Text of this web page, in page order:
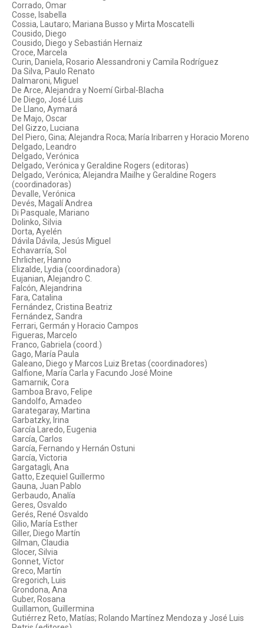
Corrado, Omar
Cosse, Isabella
Cossia, Lautaro; Mariana Busso y Mirta Moscatelli
Cousido, Diego
Cousido, Diego y Sebastián Hernaiz
Croce, Marcela
Curin, Daniela, Rosario Alessandroni y Camila Rodríguez
Da Silva, Paulo Renato
Dalmaroni, Miguel
De Arce, Alejandra y Noemí Girbal-Blacha
De Diego, José Luis
De Llano, Aymará
De Majo, Oscar
Del Gizzo, Luciana
Del Piero, Gina; Alejandra Roca; María Iribarren y Horacio Moreno
Delgado, Leandro
Delgado, Verónica
Delgado, Verónica y Geraldine Rogers (editoras)
Delgado, Verónica; Alejandra Mailhe y Geraldine Rogers
(coordinadoras)
Devalle, Verónica
Devés, Magalí Andrea
Di Pasquale, Mariano
Dolinko, Silvia
Dorta, Ayelén
Dávila Dávila, Jesús Miguel
Echavarría, Sol
Ehrlicher, Hanno
Elizalde, Lydia (coordinadora)
Eujanian, Alejandro C.
Falcón, Alejandrina
Fara, Catalina
Fernández, Cristina Beatriz
Fernández, Sandra
Ferrari, Germán y Horacio Campos
Figueras, Marcelo
Franco, Gabriela (coord.)
Gago, María Paula
Galeano, Diego y Marcos Luiz Bretas (coordinadores)
Galfione, María Carla y Facundo José Moine
Gamarnik, Cora
Gamboa Bravo, Felipe
Gandolfo, Amadeo
Garategaray, Martina
Garbatzky, Irina
García Laredo, Eugenia
García, Carlos
García, Fernando y Hernán Ostuni
García, Victoria
Gargatagli, Ana
Gatto, Ezequiel Guillermo
Gauna, Juan Pablo
Gerbaudo, Analía
Geres, Osvaldo
Gerés, René Osvaldo
Gilio, María Esther
Giller, Diego Martín
Gilman, Claudia
Glocer, Silvia
Gonnet, Víctor
Greco, Martín
Gregorich, Luis
Grondona, Ana
Guber, Rosana
Guillamon, Guillermina
Gutiérrez Reto, Matías; Rolando Martínez Mendoza y José Luis